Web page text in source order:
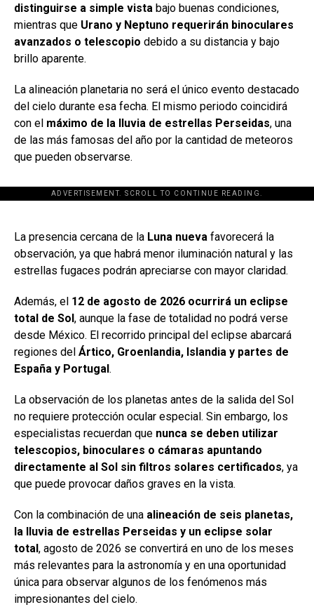
distinguirse a simple vista bajo buenas condiciones,
mientras que Urano y Neptuno requerirán binoculares
avanzados o telescopio debido a su distancia y bajo
brillo aparente.
La alineación planetaria no será el único evento destacado
del cielo durante esa fecha. El mismo periodo coincidirá
con el máximo de la lluvia de estrellas Perseidas, una
de las más famosas del año por la cantidad de meteoros
que pueden observarse.
ADVERTISEMENT. SCROLL TO CONTINUE READING.
[adsforwp id="243463"]
La presencia cercana de la Luna nueva favorecerá la
observación, ya que habrá menor iluminación natural y las
estrellas fugaces podrán apreciarse con mayor claridad.
Además, el 12 de agosto de 2026 ocurrirá un eclipse
total de Sol, aunque la fase de totalidad no podrá verse
desde México. El recorrido principal del eclipse abarcará
regiones del Ártico, Groenlandia, Islandia y partes de
España y Portugal.
La observación de los planetas antes de la salida del Sol
no requiere protección ocular especial. Sin embargo, los
especialistas recuerdan que nunca se deben utilizar
telescopios, binoculares o cámaras apuntando
directamente al Sol sin filtros solares certificados, ya
que puede provocar daños graves en la vista.
Con la combinación de una alineación de seis planetas,
la lluvia de estrellas Perseidas y un eclipse solar
total, agosto de 2026 se convertirá en uno de los meses
más relevantes para la astronomía y en una oportunidad
única para observar algunos de los fenómenos más
impresionantes del cielo.